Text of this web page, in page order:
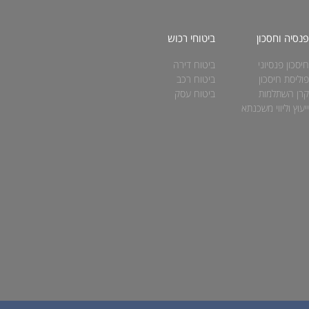
פנסיה וחסכון
חיסכון פנסיוני
פוליסת חיסכון
קרן השתלמות
ייעוץ וליווי משכנתא
ביטוחי רכוש
ביטוח דירה
ביטוח רכב
ביטוח עסק